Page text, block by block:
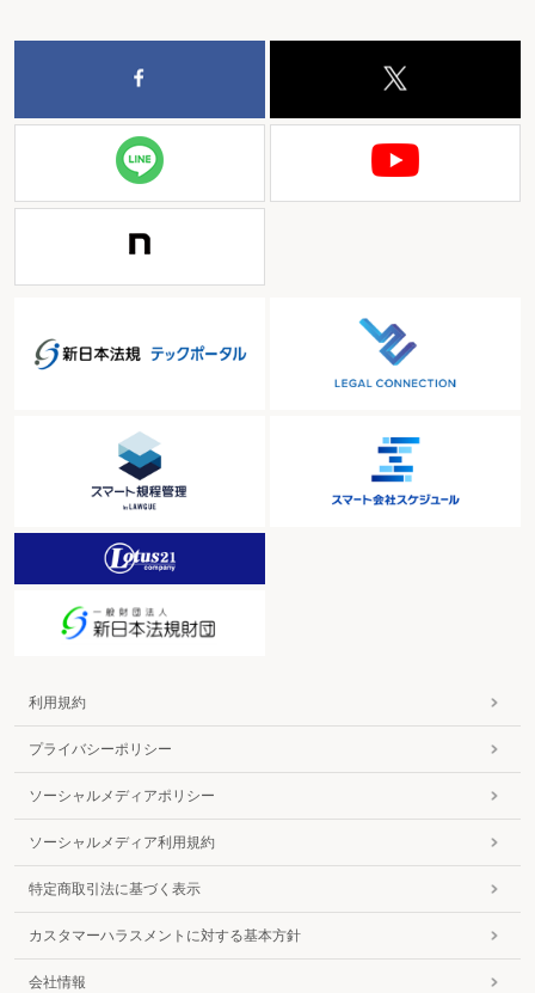
利用規約
プライバシーポリシー
ソーシャルメディアポリシー
ソーシャルメディア利用規約
特定商取引法に基づく表示
カスタマーハラスメントに対する基本方針
会社情報